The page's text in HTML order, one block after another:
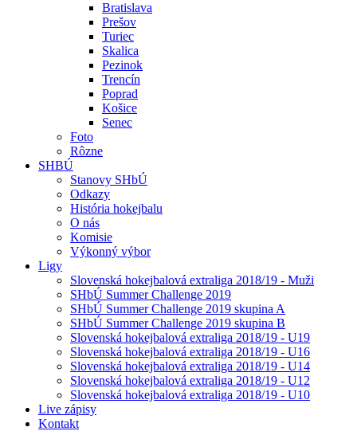
Bratislava
Prešov
Turiec
Skalica
Pezinok
Trencín
Poprad
Košice
Senec
Foto
Rôzne
SHBÚ
Stanovy SHbÚ
Odkazy
História hokejbalu
O nás
Komisie
Výkonný výbor
Ligy
Slovenská hokejbalová extraliga 2018/19 - Muži
SHbÚ Summer Challenge 2019
SHbÚ Summer Challenge 2019 skupina A
SHbÚ Summer Challenge 2019 skupina B
Slovenská hokejbalová extraliga 2018/19 - U19
Slovenská hokejbalová extraliga 2018/19 - U16
Slovenská hokejbalová extraliga 2018/19 - U14
Slovenská hokejbalová extraliga 2018/19 - U12
Slovenská hokejbalová extraliga 2018/19 - U10
Live zápisy
Kontakt